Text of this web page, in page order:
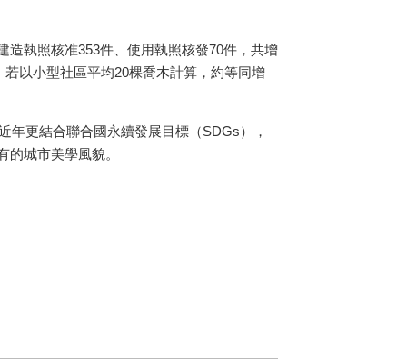
造執照核准353件、使用執照核發70件，共增
以小型社區平均20棵喬木計算，約等同增
年更結合聯合國永續發展目標（SDGs），
城市美學風貌。